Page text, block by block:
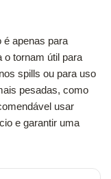
é apenas para
o tornam útil para
spills ou para uso
pesadas, como
usar
e garantir uma